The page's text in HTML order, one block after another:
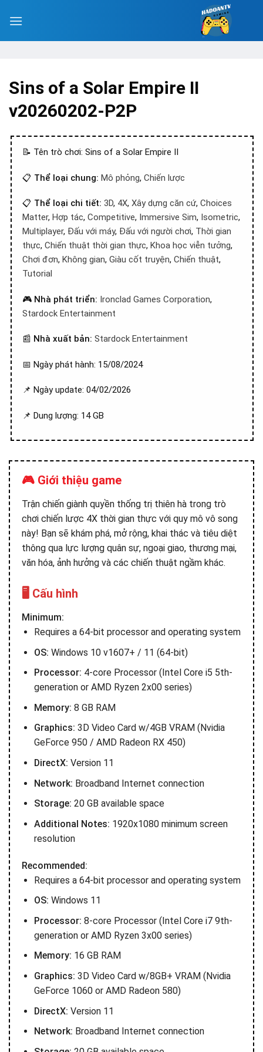
Sins of a Solar Empire II
v20260202-P2P
📝 Tên trò chơi: Sins of a Solar Empire II
📋 Thể loại chung: Mô phỏng, Chiến lược
📋 Thể loại chi tiết: 3D, 4X, Xây dựng căn cứ, Choices
Matter, Hợp tác, Competitive, Immersive Sim, Isometric,
Multiplayer, Đấu với máy, Đấu với người chơi, Thời gian
thực, Chiến thuật thời gian thực, Khoa học viễn tưởng,
Chơi đơn, Không gian, Giàu cốt truyện, Chiến thuật,
Tutorial
🎮 Nhà phát triển: Ironclad Games Corporation,
Stardock Entertainment
📰 Nhà xuất bản: Stardock Entertainment
📅 Ngày phát hành: 15/08/2024
📌 Ngày update: 04/02/2026
📌 Dung lượng: 14 GB
🎮 Giới thiệu game
Trận chiến giành quyền thống trị thiên hà trong trò
chơi chiến lược 4X thời gian thực với quy mô vô song
này! Bạn sẽ khám phá, mở rộng, khai thác và tiêu diệt
thông qua lực lượng quân sự, ngoại giao, thương mại,
văn hóa, ảnh hưởng và các chiến thuật ngầm khác.
🖥️ Cấu hình
Minimum:
Requires a 64-bit processor and operating system
OS: Windows 10 v1607+ / 11 (64-bit)
Processor: 4-core Processor (Intel Core i5 5th-
generation or AMD Ryzen 2x00 series)
Memory: 8 GB RAM
Graphics: 3D Video Card w/4GB VRAM (Nvidia
GeForce 950 / AMD Radeon RX 450)
DirectX: Version 11
Network: Broadband Internet connection
Storage: 20 GB available space
Additional Notes: 1920x1080 minimum screen
resolution
Recommended:
Requires a 64-bit processor and operating system
OS: Windows 11
Processor: 8-core Processor (Intel Core i7 9th-
generation or AMD Ryzen 3x00 series)
Memory: 16 GB RAM
Graphics: 3D Video Card w/8GB+ VRAM (Nvidia
GeForce 1060 or AMD Radeon 580)
DirectX: Version 11
Network: Broadband Internet connection